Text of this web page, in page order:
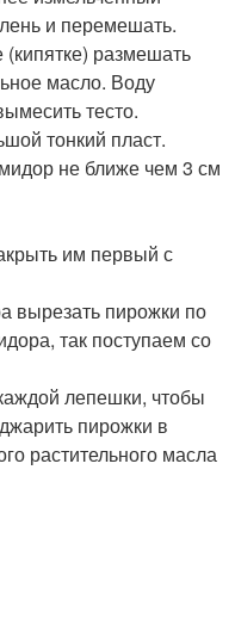
и перемешать.
размешать
масло. Воду
тесто.
тонкий пласт.
не ближе чем 3 см
им первый с
вырезать пирожки по
так поступаем со
лепешки, чтобы
пирожки в
растительного масла